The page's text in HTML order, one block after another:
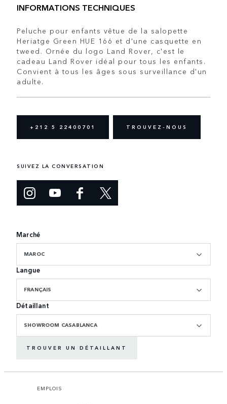
INFORMATIONS TECHNIQUES
Peluche pour enfants vêtue de la salopette
Heriatge Green HUE 166 et d'une casquette en
tweed. Ornée du logo Land Rover, c'est le
cadeau Land Rover idéal pour tous les enfants.
Convient à tous les âges sous surveillance d'un
adulte.
+212 5 22400701 TROUVEZ-NOUS
SUIVEZ LA CONVERSATION
Marché
MAROC
Langue
FRANÇAIS
Détaillant
SHOWROOM CASABLANCA
TROUVER UN DÉTAILLANT
EMPLOIS